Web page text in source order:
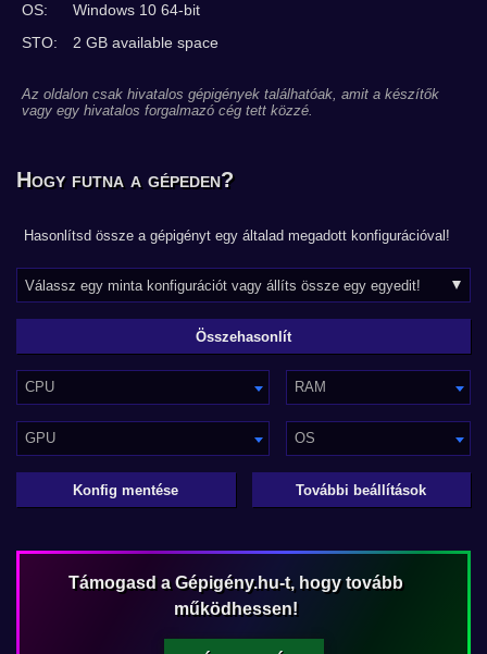
OS:
Windows 10 64-bit
STO:
2 GB available space
Az oldalon csak hivatalos gépigények találhatóak, amit a készítők
vagy egy hivatalos forgalmazó cég tett közzé.
Hogy futna a gépeden?
Hasonlítsd össze a gépigényt egy általad megadott konfigurációval!
CPU RAM
GPU OS
Konfig mentése További beállítások
Támogasd a Gépigény.hu-t, hogy tovább
működhessen!